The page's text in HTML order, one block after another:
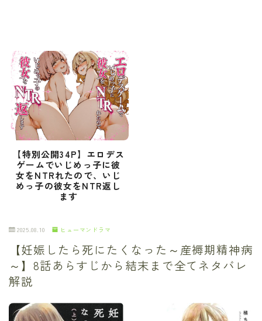
【特別公開34P】エロデス
ゲームでいじめっ子に彼
女をNTRれたので、いじ
めっ子の彼女をNTR返し
ます
2025.08.10 ヒューマンドラマ
【妊娠したら死にたくなった～産褥期精神病
～】8話あらすじから結末まで全てネタバレ
解説